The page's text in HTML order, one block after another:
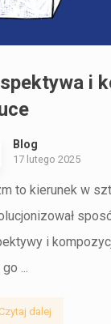
i
Blog
17 lutego 2025
to kierunek w
i
...
dalej